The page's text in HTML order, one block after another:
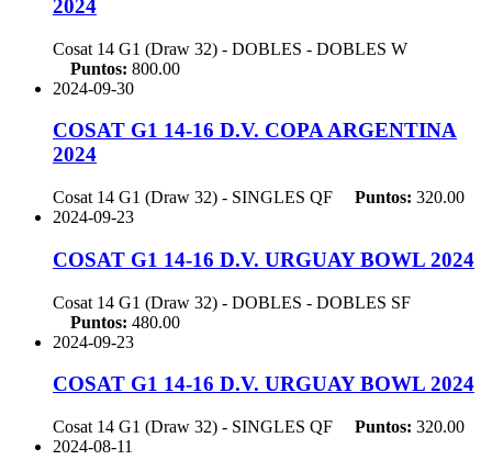
2024
Cosat 14 G1 (Draw 32) - DOBLES - DOBLES W
Puntos: 800.00
2024-09-30
COSAT G1 14-16 D.V. COPA ARGENTINA
2024
Cosat 14 G1 (Draw 32) - SINGLES QF Puntos: 320.00
2024-09-23
COSAT G1 14-16 D.V. URGUAY BOWL 2024
Cosat 14 G1 (Draw 32) - DOBLES - DOBLES SF
Puntos: 480.00
2024-09-23
COSAT G1 14-16 D.V. URGUAY BOWL 2024
Cosat 14 G1 (Draw 32) - SINGLES QF Puntos: 320.00
2024-08-11